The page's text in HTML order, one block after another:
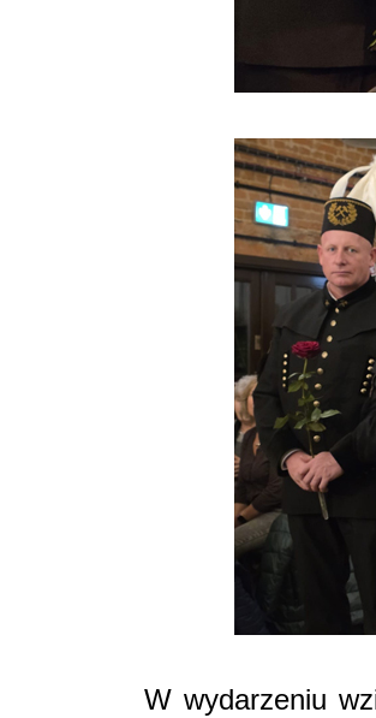
W wydarzeniu